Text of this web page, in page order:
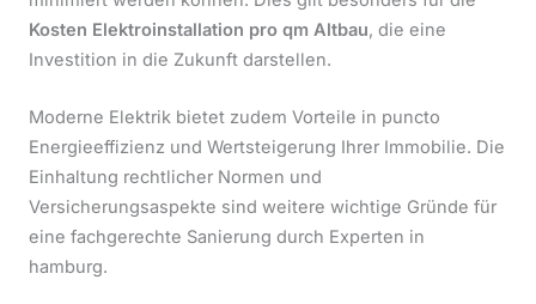
Kosten Elektroinstallation pro qm Altbau, die eine
Investition in die Zukunft darstellen.
Moderne Elektrik bietet zudem Vorteile in puncto
Energieeffizienz und Wertsteigerung Ihrer Immobilie. Die
Einhaltung rechtlicher Normen und
Versicherungsaspekte sind weitere wichtige Gründe für
eine fachgerechte Sanierung durch Experten in
hamburg.